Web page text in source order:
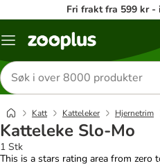
Fri frakt fra 599 kr
Katalogmeny
Søk
etter
produkter
Katt Katteleker Hjernetrim
Katteleke Slo-Mo
1 Stk
This is a stars rating area from zero